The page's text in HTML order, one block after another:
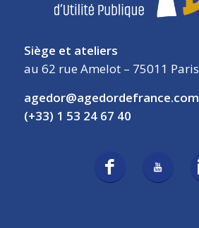
Siège et ateliers
au 62 rue Amelot – 75011 Paris
agedor@agedordefrance.com
(+33) 1 53 24 67 40